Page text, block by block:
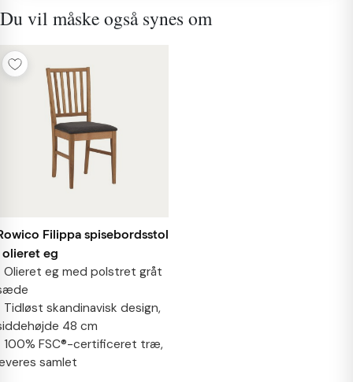
Du vil måske også synes om
Filippa spisebordsstol
olieret eg
Olieret eg med polstret gråt
Tidløst skandinavisk design,
48 cm
100% FSC®-certificeret træ,
samlet